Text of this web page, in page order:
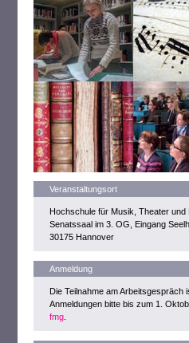
Veranstaltungsort
Hochschule für Musik, Theater und
Senatssaal im 3. OG, Eingang
30175 Hannover
Anmeldung
Die Teilnahme am Arbeitsgespräch
Anmeldungen bitte bis zum 1.
fmg